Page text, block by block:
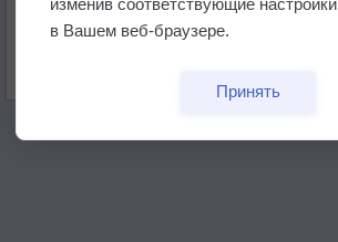
Погода в Екатеринбурге 5
в Вашем веб-браузере.
Принять